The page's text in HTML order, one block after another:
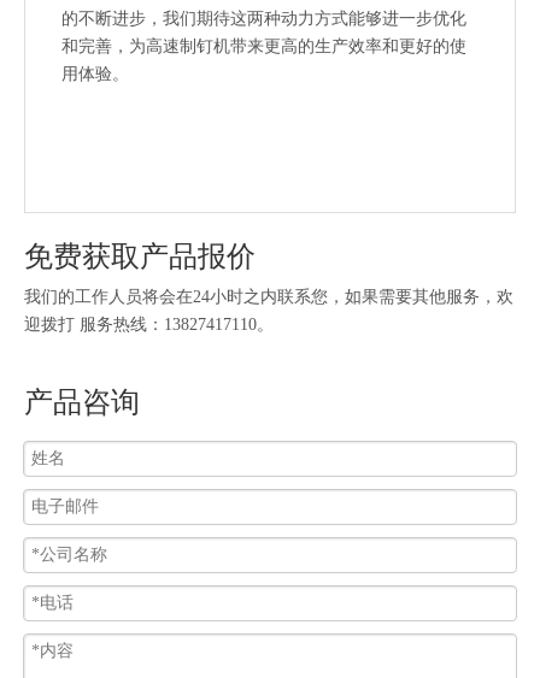
的不断进步，我们期待这两种动力方式能够进一步优化
和完善，为高速制钉机带来更高的生产效率和更好的使
用体验。
免费获取产品报价
我们的工作人员将会在24小时之内联系您，如果需要其他服务，欢
迎拨打 服务热线：13827417110。
产品咨询